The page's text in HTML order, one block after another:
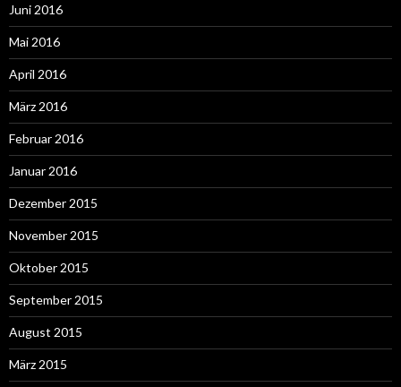
Juni 2016
Mai 2016
April 2016
März 2016
Februar 2016
Januar 2016
Dezember 2015
November 2015
Oktober 2015
September 2015
August 2015
März 2015